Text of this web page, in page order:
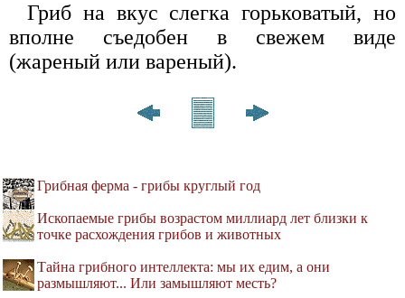
Гриб на вкус слегка горьковатый, но
вполне съедобен в свежем виде
(жареный или вареный).
Грибная ферма - грибы круглый год
Ископаемые грибы возрастом миллиард лет близки к
точке расхождения грибов и животных
Тайна грибного интеллекта: мы их едим, а они
размышляют... Или замышляют месть?